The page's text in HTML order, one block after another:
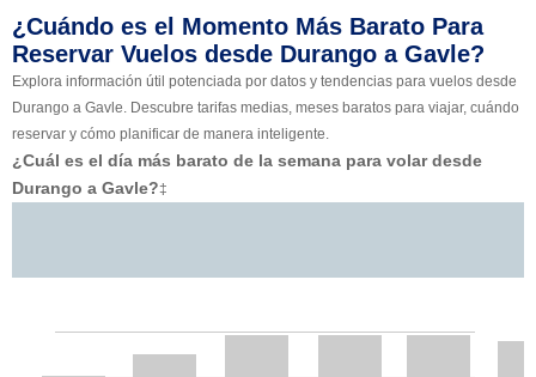
¿Cuándo es el Momento Más Barato Para
Reservar Vuelos desde Durango a Gavle?
Explora información útil potenciada por datos y tendencias para vuelos desde
Durango a Gavle. Descubre tarifas medias, meses baratos para viajar, cuándo
reservar y cómo planificar de manera inteligente.
¿Cuál es el día más barato de la semana para volar desde
Durango a Gavle?‡